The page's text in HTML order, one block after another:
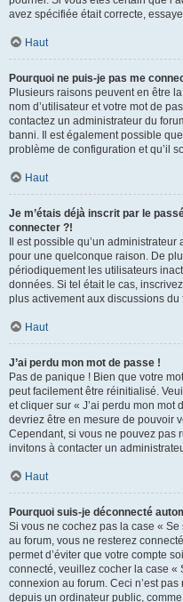
avez spécifiée était correcte,
Haut
Pourquoi ne puis-je pas me
Plusieurs raisons peuvent en être
nom d’utilisateur et votre mot de
contactez un administrateur du
banni. Il est également possible
problème de configuration et qu’il
Haut
Je m’étais déjà inscrit par le
connecter ?!
Il est possible qu’un
pour une quelconque raison. De
périodiquement les utilisateurs
données. Si tel était le cas,
plus activement aux discussions du
Haut
J’ai perdu mon mot de passe !
Pas de panique ! Bien que votre
peut facilement être réinitialisé.
et cliquer sur « J’ai perdu mon mot
devriez être en mesure de pouvoir
Cependant, si vous ne pouvez pas
invitons à contacter un
Haut
Pourquoi suis-je déconnecté
Si vous ne cochez pas la case «
au forum, vous ne resterez
permet d’éviter que votre compte
connecté, veuillez cocher la case «
connexion au forum. Ceci n’est
depuis un ordinateur public,